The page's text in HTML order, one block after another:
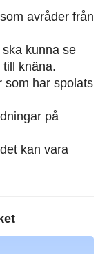
avråder från
kunna se
knäna.
som har spolats
på
kan vara